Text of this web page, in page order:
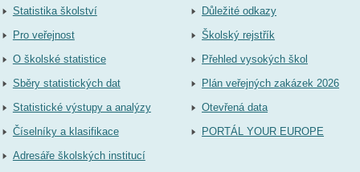
Statistika školství
Pro veřejnost
O školské statistice
Sběry statistických dat
Statistické výstupy a analýzy
Číselníky a klasifikace
Adresáře školských institucí
Důležité odkazy
Školský rejstřík
Přehled vysokých škol
Plán veřejných zakázek 2026
Otevřená data
PORTÁL YOUR EUROPE